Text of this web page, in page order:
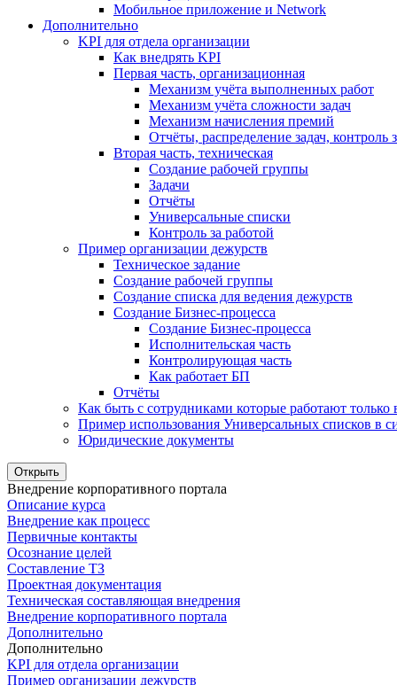
Мобильное приложение и Network
Дополнительно
KPI для отдела организации
Как внедрять KPI
Первая часть, организационная
Механизм учёта выполненных работ
Механизм учёта сложности задач
Механизм начисления премий
Отчёты, распределение задач, контроль
Вторая часть, техническая
Создание рабочей группы
Задачи
Отчёты
Универсальные списки
Контроль за работой
Пример организации дежурств
Техническое задание
Создание рабочей группы
Создание списка для ведения дежурств
Создание Бизнес-процесса
Создание Бизнес-процесса
Исполнительская часть
Контролирующая часть
Как работает БП
Отчёты
Как быть с сотрудниками которые работают только
Пример использования Универсальных списков в
Юридические документы
Открыть
Внедрение корпоративного портала
Описание курса
Внедрение как процесс
Первичные контакты
Осознание целей
Составление ТЗ
Проектная документация
Техническая составляющая внедрения
Внедрение корпоративного портала
Дополнительно
Дополнительно
KPI для отдела организации
Пример организации дежурств